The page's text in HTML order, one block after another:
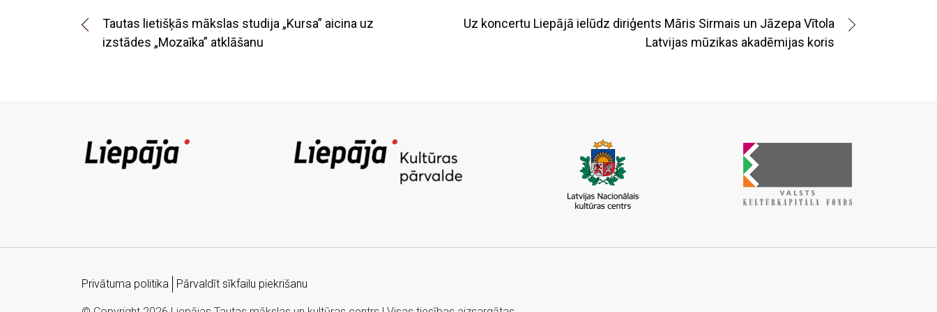
Tautas lietišķās mākslas studija „Kursa” aicina uz
izstādes „Mozaīka” atklāšanu
Uz koncertu Liepājā ielūdz diriģents Māris Sirmais un Jāzepa Vītola
Latvijas mūzikas akadēmijas koris
Privātuma politika Pārvaldīt sīkfailu piekrišanu